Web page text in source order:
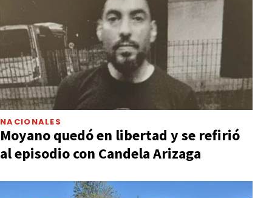
NACIONALES
Moyano quedó en libertad y se refirió
al episodio con Candela Arizaga